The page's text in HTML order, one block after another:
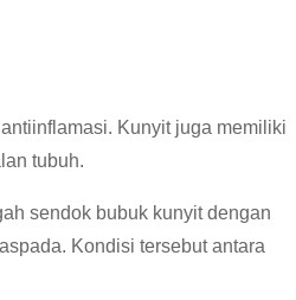
Kunyit juga memiliki
tubuh.
sendok bubuk kunyit dengan
Kondisi tersebut antara